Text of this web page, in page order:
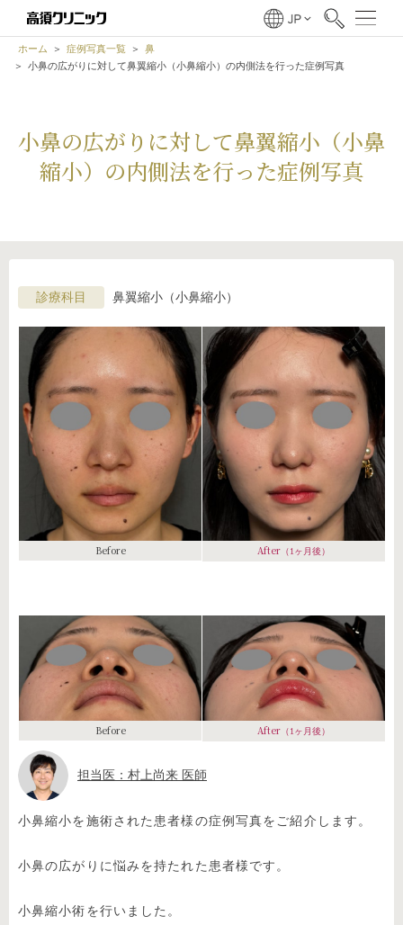
ホーム 症例写真一覧
鼻
小鼻の広がりに対して鼻翼縮小（小鼻縮小）の内側法を行った症例写真
小鼻の広がりに対して鼻翼縮小（小鼻
縮小）の内側法を行った症例写真
診療科目 鼻翼縮小（小鼻縮小）
Before After （1ヶ月後）
Before After （1ヶ月後）
担当医：村上尚来 医師
小鼻縮小を施術された患者様の症例写真をご紹介します。
小鼻の広がりに悩みを持たれた患者様です。
小鼻縮小術を行いました。